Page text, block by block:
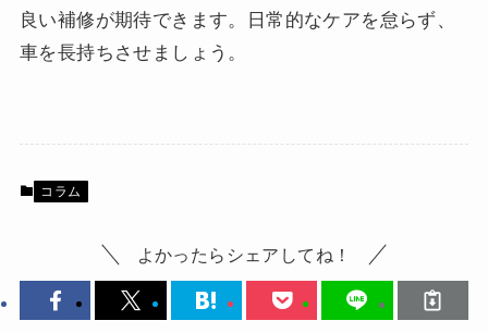
良い補修が期待できます。日常的なケアを怠らず、
車を長持ちさせましょう。
コラム
よかったらシェアしてね！